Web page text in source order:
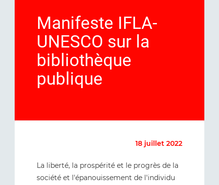
Manifeste IFLA-
UNESCO sur la
bibliothèque
publique
18 juillet 2022
La liberté, la prospérité et le progrès de la
société et l'épanouissement de l'individu